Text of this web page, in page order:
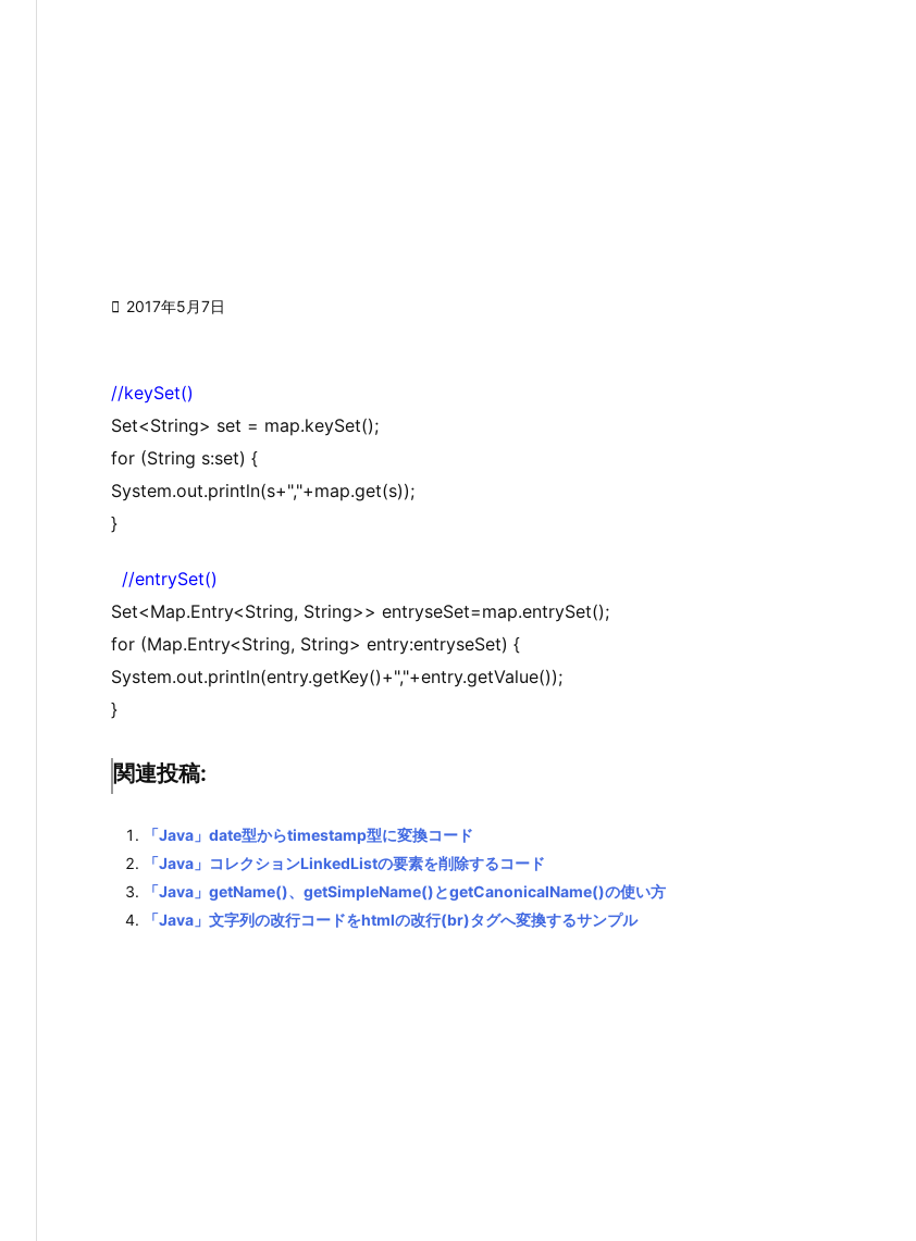
 2017年5月7日
//keySet()
Set<String> set = map.keySet();
for (String s:set) {
System.out.println(s+","+map.get(s));
}
//entrySet()
Set<Map.Entry<String, String>> entryseSet=map.entrySet();
for (Map.Entry<String, String> entry:entryseSet) {
System.out.println(entry.getKey()+","+entry.getValue());
}
関連投稿:
「Java」date型からtimestamp型に変換コード
「Java」コレクションLinkedListの要素を削除するコード
「Java」getName()、getSimpleName()とgetCanonicalName()の使い方
「Java」文字列の改行コードをhtmlの改行(br)タグへ変換するサンプル